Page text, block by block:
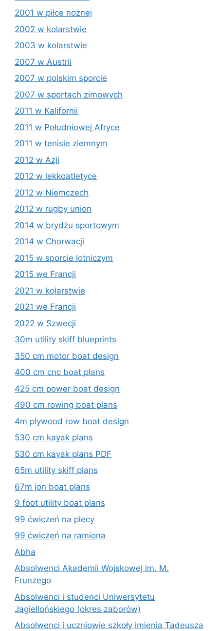
2001 w piłce nożnej
2002 w kolarstwie
2003 w kolarstwie
2007 w Austrii
2007 w polskim sporcie
2007 w sportach zimowych
2011 w Kalifornii
2011 w Południowej Afryce
2011 w tenisie ziemnym
2012 w Azji
2012 w lekkoatletyce
2012 w Niemczech
2012 w rugby union
2014 w brydżu sportowym
2014 w Chorwacji
2015 w sporcie lotniczym
2015 we Francji
2021 w kolarstwie
2021 we Francji
2022 w Szwecji
30m utility skiff blueprints
350 cm motor boat design
400 cm cnc boat plans
425 cm power boat design
490 cm rowing boat plans
4m plywood row boat design
530 cm kayak plans
530 cm kayak plans PDF
65m utility skiff plans
67m jon boat plans
9 foot utility boat plans
99 ćwiczeń na plecy
99 ćwiczeń na ramiona
Abha
Absolwenci Akademii Wojskowej im. M.
Frunzego
Absolwenci i studenci Uniwersytetu
Jagiellońskiego (okres zaborów)
Absolwenci i uczniowie szkoły imienia Tadeusza